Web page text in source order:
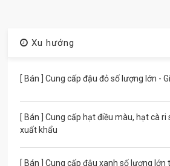
Xu hướng
[ Bán ] Cung cấp đậu đỏ số lượng lớn -
[ Bán ] Cung cấp hạt điều màu, hạt cà ri
xuất khẩu
[ Bán ] Cung cấp đậu xanh số lượng lớn